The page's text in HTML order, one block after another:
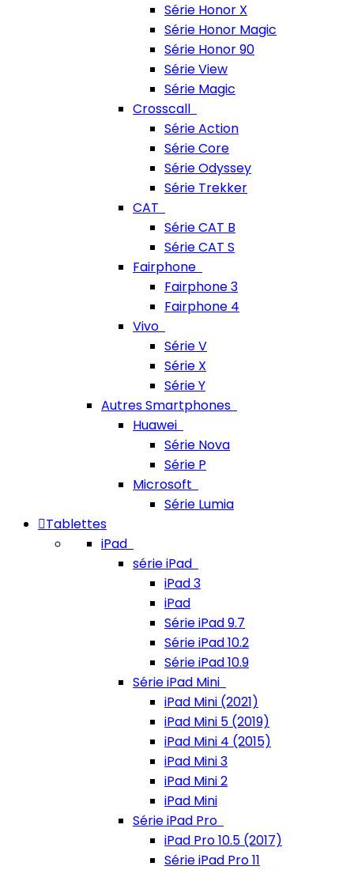
Série Honor X
Série Honor Magic
Série Honor 90
Série View
Série Magic
Crosscall
Série Action
Série Core
Série Odyssey
Série Trekker
CAT
Série CAT B
Série CAT S
Fairphone
Fairphone 3
Fairphone 4
Vivo
Série V
Série X
Série Y
Autres Smartphones
Huawei
Série Nova
Série P
Microsoft
Série Lumia
Tablettes
iPad
série iPad
iPad 3
iPad
Série iPad 9.7
Série iPad 10.2
Série iPad 10.9
Série iPad Mini
iPad Mini (2021)
iPad Mini 5 (2019)
iPad Mini 4 (2015)
iPad Mini 3
iPad Mini 2
iPad Mini
Série iPad Pro
iPad Pro 10.5 (2017)
Série iPad Pro 11